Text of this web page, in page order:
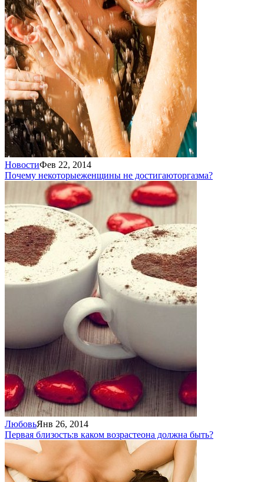
НовостиФев 22, 2014
Почему некоторыеженщины не достигаюторгазма?
ЛюбовьЯнв 26, 2014
Первая близость:в каком возрастеона должна быть?